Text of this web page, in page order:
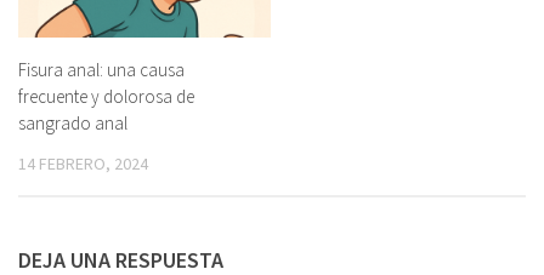
Fisura anal: una causa
frecuente y dolorosa de
sangrado anal
14 FEBRERO, 2024
DEJA UNA RESPUESTA